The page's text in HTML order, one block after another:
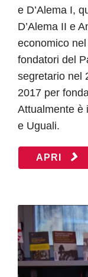
e D’Alema I,
D’Alema II e
economico
fondatori del
segretario nel
2017 per
Attualmente è
e Uguali.
APRI